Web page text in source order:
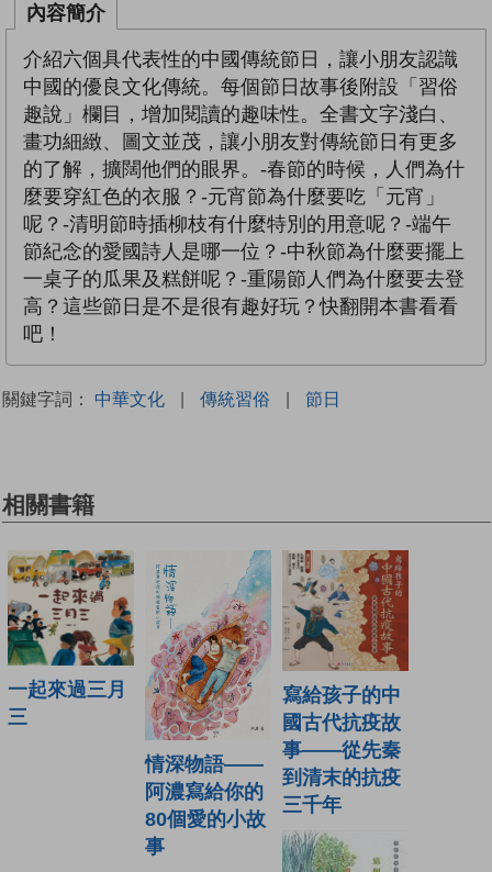
內容簡介
介紹六個具代表性的中國傳統節日，讓小朋友認識
中國的優良文化傳統。每個節日故事後附設「習俗
趣說」欄目，增加閱讀的趣味性。全書文字淺白、
畫功細緻、圖文並茂，讓小朋友對傳統節日有更多
的了解，擴闊他們的眼界。-春節的時候，人們為什
麼要穿紅色的衣服？-元宵節為什麼要吃「元宵」
呢？-清明節時插柳枝有什麼特別的用意呢？-端午
節紀念的愛國詩人是哪一位？-中秋節為什麼要擺上
一桌子的瓜果及糕餅呢？-重陽節人們為什麼要去登
高？這些節日是不是很有趣好玩？快翻開本書看看
吧！
關鍵字詞： 中華文化 | 傳統習俗 | 節日
相關書籍
一起來過三月
三
情深物語——
阿濃寫給你的
80個愛的小故
事
寫給孩子的中
國古代抗疫故
事——從先秦
到清末的抗疫
三千年